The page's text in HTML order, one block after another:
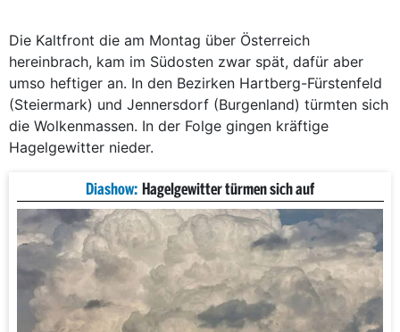
Die Kaltfront die am Montag über Österreich
hereinbrach, kam im Südosten zwar spät, dafür aber
umso heftiger an. In den Bezirken Hartberg-Fürstenfeld
(Steiermark) und Jennersdorf (Burgenland) türmten sich
die Wolkenmassen. In der Folge gingen kräftige
Hagelgewitter nieder.
Diashow: Hagelgewitter türmen sich auf